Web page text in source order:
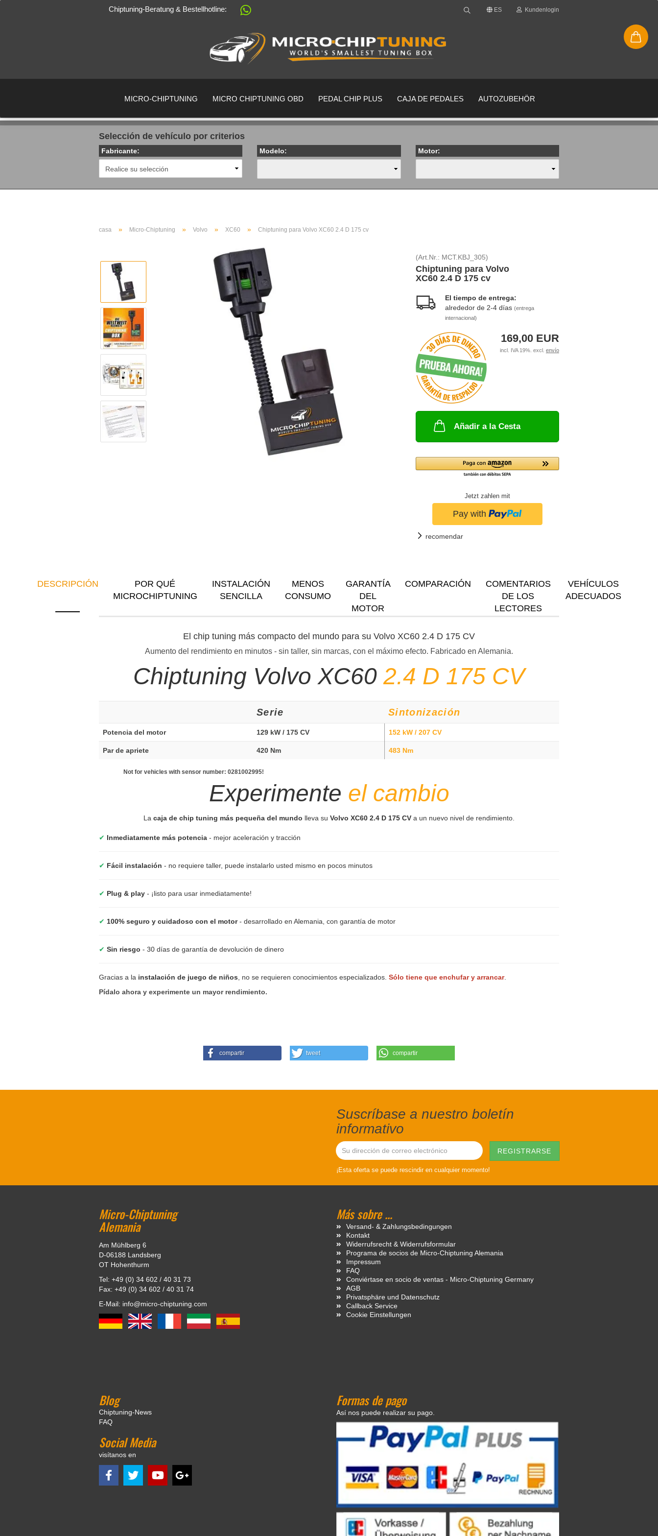
Chiptuning-Beratung & Bestellhotline: ES
Sprache auswählen
Kundenlogin
¿Ha olvidado su contraseña?
MICRO-CHIPTUNING MICRO CHIPTUNING OBD PEDAL CHIP PLUS CAJA DE PEDALES AUTOZUBEHÖR
Selección de vehículo por criterios
Fabricante: Modelo: Motor:
casa » Micro-Chiptuning » Volvo » XC60 » Chiptuning para Volvo XC60 2.4 D 175 cv
(Art.Nr.: MCT.KBJ_305)
Chiptuning para Volvo
XC60 2.4 D 175 cv
El tiempo de entrega:
alrededor de 2-4 días (entrega
internacional)
169,00 EUR
incl. IVA 19%. excl. envío
Añadir a la Cesta
Jetzt zahlen mit
recomendar
DESCRIPCIÓN
POR QUÉ
MICROCHIPTUNING
INSTALACIÓN
SENCILLA
MENOS
CONSUMO
GARANTÍA
DEL
MOTOR
COMPARACIÓN
COMENTARIOS
DE LOS
LECTORES
VEHÍCULOS
ADECUADOS
El chip tuning más compacto del mundo para su Volvo XC60 2.4 D 175 CV
Aumento del rendimiento en minutos - sin taller, sin marcas, con el máximo efecto. Fabricado en Alemania.
Chiptuning Volvo XC60 2.4 D 175 CV
Serie Sintonización
Potencia del motor 129 kW / 175 CV 152 kW / 207 CV
Par de apriete 420 Nm 483 Nm
Not for vehicles with sensor number: 0281002995!
Experimente el cambio
La caja de chip tuning más pequeña del mundo lleva su Volvo XC60 2.4 D 175 CV a un nuevo nivel de rendimiento.
✔ Inmediatamente más potencia - mejor aceleración y tracción
✔ Fácil instalación - no requiere taller, puede instalarlo usted mismo en pocos minutos
✔ Plug & play - ¡listo para usar inmediatamente!
✔ 100% seguro y cuidadoso con el motor- desarrollado en Alemania, con garantía de motor
✔ Sin riesgo - 30 días de garantía de devolución de dinero
Gracias a la instalación de juego de niños , no se requieren conocimientos especializados. Sólo tiene que enchufar y arrancar.
Pídalo ahora y experimente un mayor rendimiento.
compartir tweet compartir
Suscríbase a nuestro boletín
informativo
¡Esta oferta se puede rescindir en cualquier momento!
Micro-Chiptuning
Alemania
Am Mühlberg 6
D-06188 Landsberg
OT Hohenthurm
Tel: +49 (0) 34 602 / 40 31 73
Fax: +49 (0) 34 602 / 40 31 74
E-Mail: info@micro-chiptuning.com
Más sobre ...
Versand- & Zahlungsbedingungen
Kontakt
Widerrufsrecht & Widerrufsformular
Programa de socios de Micro-Chiptuning Alemania
Impressum
FAQ
Conviértase en socio de ventas - Micro-Chiptuning Germany
AGB
Privatsphäre und Datenschutz
Callback Service
Cookie Einstellungen
Blog
Chiptuning-News
FAQ
Social Media
visítanos en
Formas de pago
Así nos puede realizar su pago.